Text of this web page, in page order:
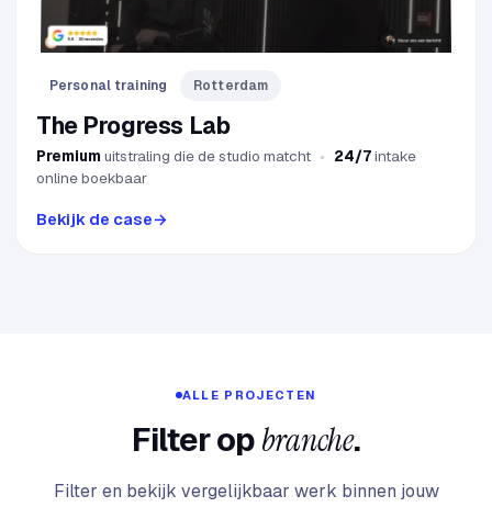
Personal training Rotterdam
The Progress Lab
Premium uitstraling die de studio matcht 24/7intake
online boekbaar
Bekijk de case→
ALLE PROJECTEN
Filter opbranche.
Filter en bekijk vergelijkbaar werk binnen jouw